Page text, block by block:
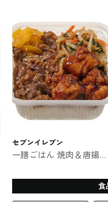
セブンイレブン
一膳ごはん 焼肉＆唐揚げ
当・おにぎり
食